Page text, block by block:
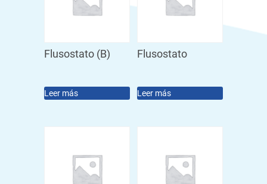
Flusostato (B)
Leer más
Flusostato
Leer más